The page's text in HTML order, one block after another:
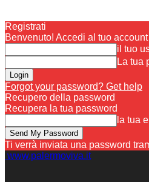
Registrati
Benvenuto! Accedi al tuo account
il tuo
La tua
Forgot your password? Get help
Recupero della password
Recupera la tua password
la tua
Ti verrà inviata una password
www.palermoviva.it